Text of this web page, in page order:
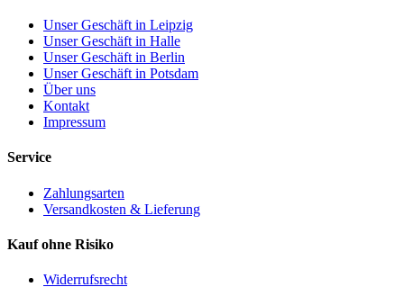
Unser Geschäft in Leipzig
Unser Geschäft in Halle
Unser Geschäft in Berlin
Unser Geschäft in Potsdam
Über uns
Kontakt
Impressum
Service
Zahlungsarten
Versandkosten & Lieferung
Kauf ohne Risiko
Widerrufsrecht